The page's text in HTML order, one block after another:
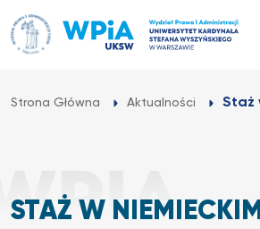
do
treści
Strona Główna Aktualności Staż
STAŻ W